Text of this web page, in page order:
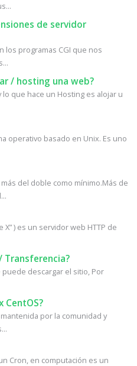
de servidor
los programas CGI que nos
/ hosting una web?
que hace un Hosting es alojar u
operativo basado en Unix. Es uno
del doble como mínimo.Más de
) es un servidor web HTTP de
Transferencia?
descargar el sitio, Por
CentOS?
por la comunidad y
Cron, en computación es un